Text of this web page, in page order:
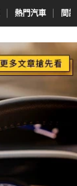
熱門汽車 間